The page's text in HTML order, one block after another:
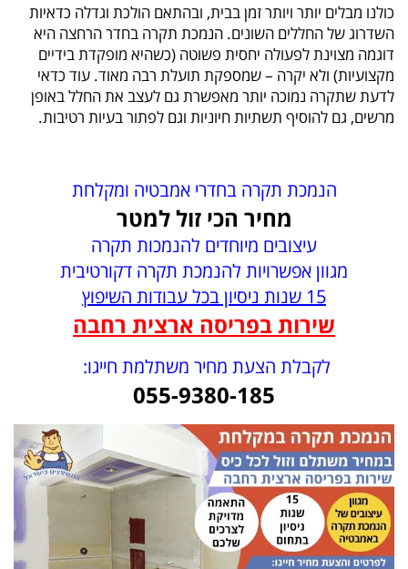
כולנו מבלים יותר ויותר זמן בבית, ובהתאם הולכת וגדלה כדאיות
השדרוג של החללים השונים. הנמכת תקרה בחדר הרחצה היא
דוגמה מצוינת לפעולה יחסית פשוטה (כשהיא מופקדת בידיים
מקצועיות) ולא יקרה – שמספקת תועלת רבה מאוד. עוד כדאי
לדעת שתקרה נמוכה יותר מאפשרת גם לעצב את החלל באופן
מרשים, גם להוסיף תשתיות חיוניות וגם לפתור בעיות רטיבות.
הנמכת תקרה בחדרי אמבטיה ומקלחת
מחיר הכי זול למטר
עיצובים מיוחדים להנמכות תקרה
מגוון אפשרויות להנמכת תקרה דקורטיבית
15 שנות ניסיון בכל עבודות השיפוץ
שירות בפריסה ארצית רחבה
לקבלת הצעת מחיר משתלמת חייגו:
055-9380-185